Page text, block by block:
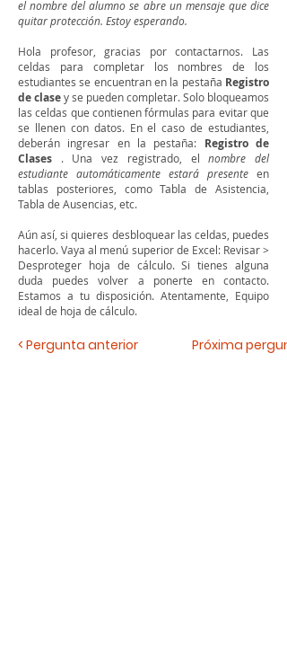
el nombre del alumno se abre un mensaje que dice
quitar protección. Estoy esperando.
Hola profesor, gracias por contactarnos. Las
celdas para completar los nombres de los
estudiantes se encuentran en la pestaña Registro
de clasey se pueden completar. Solo bloqueamos
las celdas que contienen fórmulas para evitar que
se llenen con datos. En el caso de estudiantes,
deberán ingresar en la pestaña: Registro de
Clases . Una vez registrado, elnombre del
estudiante automáticamente estará presente en
tablas posteriores, como Tabla de Asistencia,
Tabla de Ausencias, etc.
Aún así, si quieres desbloquear las celdas, puedes
hacerlo. Vaya al menú superior de Excel: Revisar >
Desproteger hoja de cálculo. Si tienes alguna
duda puedes volver a ponerte en contacto.
Estamos a tu disposición. Atentamente, Equipo
ideal de hoja de cálculo.
< Pergunta anterior Próxima